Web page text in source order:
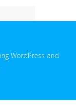
WordPress and